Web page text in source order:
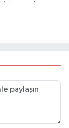
tamamlamıştır.
sitesinde